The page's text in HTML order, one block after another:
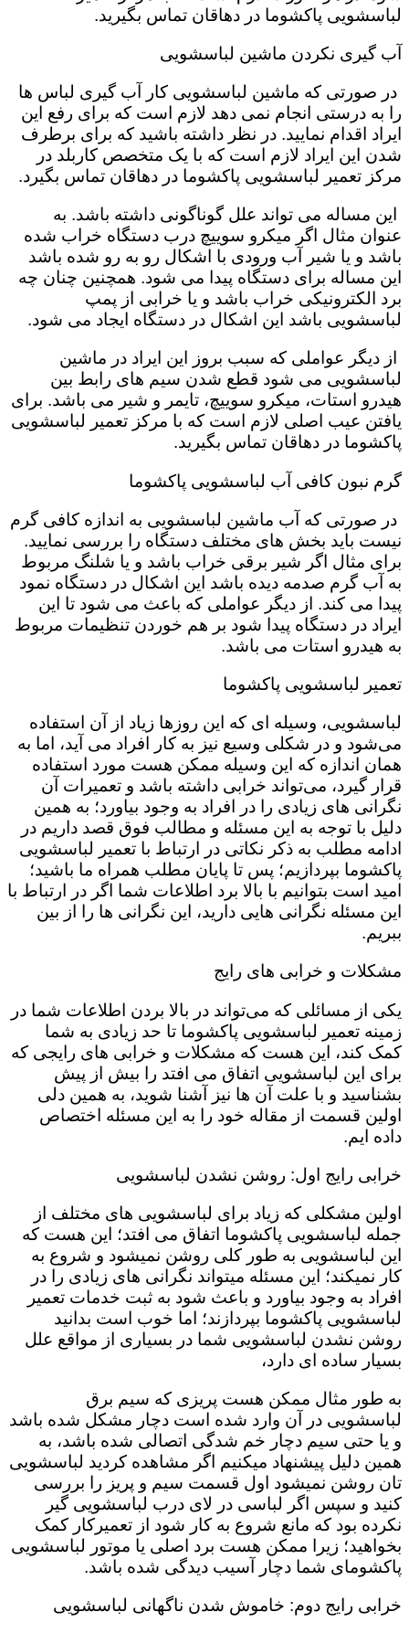
لباسشویی پاکشوما در دهاقان تماس بگیرید.
آب گیری نکردن ماشین لباسشویی
در صورتی که ماشین لباسشویی کار آب گیری لباس ها
را به درستی انجام نمی دهد لازم است که برای رفع این
ایراد اقدام نمایید. در نظر داشته باشید که برای برطرف
شدن این ایراد لازم است که با یک متخصص کاربلد در
مرکز تعمیر لباسشویی پاکشوما در دهاقان تماس بگیرد.
این مساله می تواند علل گوناگونی داشته باشد. به
عنوان مثال اگر میکرو سوییچ درب دستگاه خراب شده
باشد و یا شیر آب ورودی با اشکال رو به رو شده باشد
این مساله برای دستگاه پیدا می شود. همچنین چنان چه
برد الکترونیکی خراب باشد و یا خرابی از پمپ
لباسشویی باشد این اشکال در دستگاه ایجاد می شود.
از دیگر عواملی که سبب بروز این ایراد در ماشین
لباسشویی می شود قطع شدن سیم های رابط بین
هیدرو استات، میکرو سوییچ، تایمر و شیر می باشد. برای
یافتن عیب اصلی لازم است که با مرکز تعمیر لباسشویی
پاکشوما در دهاقان تماس بگیرید.
گرم نبون کافی آب لباسشویی پاکشوما
در صورتی که آب ماشین لباسشویی به اندازه کافی گرم
نیست باید بخش های مختلف دستگاه را بررسی نمایید.
برای مثال اگر شیر برقی خراب باشد و یا شلنگ مربوط
به آب گرم صدمه دیده باشد این اشکال در دستگاه نمود
پیدا می کند. از دیگر عواملی که باعث می شود تا این
ایراد در دستگاه پیدا شود بر هم خوردن تنظیمات مربوط
به هیدرو استات می باشد.
تعمیر لباسشویی پاکشوما
لباسشویی، وسیله ای که این روزها زیاد از آن استفاده
می‌شود و در شکلی وسیع نیز به کار افراد می آید، اما به
همان اندازه که این وسیله ممکن هست مورد استفاده
قرار گیرد، می‌تواند خرابی داشته باشد و تعمیرات آن
نگرانی های زیادی را در افراد به وجود بیاورد؛ به همین
دلیل با توجه به این مسئله و مطالب فوق قصد داریم در
ادامه مطلب به ذکر نکاتی در ارتباط با تعمیر لباسشویی
پاکشوما بپردازیم؛ پس تا پایان مطلب همراه ما باشید؛
امید است بتوانیم با بالا برد اطلاعات شما اگر در ارتباط با
این مسئله نگرانی هایی دارید، این نگرانی ها را از بین
ببریم.
مشکلات و خرابی های رایج
یکی از مسائلی که می‌تواند در بالا بردن اطلاعات شما در
زمینه تعمیر لباسشویی پاکشوما تا حد زیادی به شما
کمک کند، این هست که مشکلات و خرابی های رایجی که
برای این لباسشویی اتفاق می افتد را بیش از پیش
بشناسید و با علت آن ها نیز آشنا شوید، به همین دلی
اولین قسمت از مقاله خود را به این مسئله اختصاص
داده ایم.
خرابی رایج اول: روشن نشدن لباسشویی
اولین مشکلی که زیاد برای لباسشویی های مختلف از
جمله لباسشویی پاکشوما اتفاق می افتد؛ این هست که
این لباسشویی به طور کلی روشن نمیشود و شروع به
کار نمیکند؛ این مسئله میتواند نگرانی های زیادی را در
افراد به وجود بیاورد و باعث شود به ثبت خدمات تعمیر
لباسشویی پاکشوما بپردازند؛ اما خوب است بدانید
روشن نشدن لباسشویی شما در بسیاری از مواقع علل
بسیار ساده ای دارد،
به طور مثال ممکن هست پریزی که سیم برق
لباسشویی در آن وارد شده است دچار مشکل شده باشد
و یا حتی سیم دچار خم شدگی اتصالی شده باشد، به
همین دلیل پیشنهاد میکنیم اگر مشاهده کردید لباسشویی
تان روشن نمیشود اول قسمت سیم و پریز را بررسی
کنید و سپس اگر لباسی در لای درب لباسشویی گیر
نکرده بود که مانع شروع به کار شود از تعمیرکار کمک
بخواهید؛ زیرا ممکن هست برد اصلی یا موتور لباسشویی
پاکشومای شما دچار آسیب دیدگی شده باشد.
خرابی رایج دوم: خاموش شدن ناگهانی لباسشویی